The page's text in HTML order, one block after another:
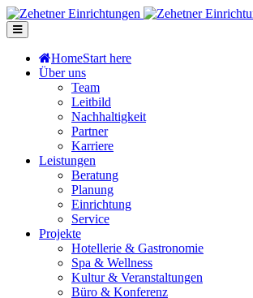
HomeStart here
Über uns
Team
Leitbild
Nachhaltigkeit
Partner
Karriere
Leistungen
Beratung
Planung
Einrichtung
Service
Projekte
Hotellerie & Gastronomie
Spa & Wellness
Kultur & Veranstaltungen
Büro & Konferenz